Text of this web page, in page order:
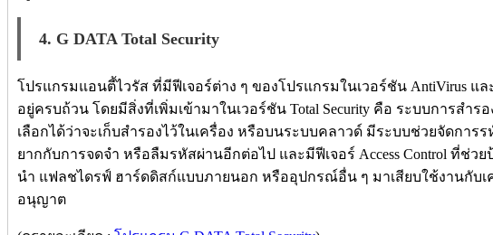
4. G DATA Total Security
โปรแกรมแอนตี้ไวรัส ที่มีฟีเจอร์ต่าง ๆ ของโปรแกรมในเวอร์ชัน AntiVirus และ
อยู่ครบถ้วน โดยมีสิ่งที่เพิ่มเข้ามาในเวอร์ชัน Total Security คือ ระบบการสำ
เลือกได้ว่าจะเก็บสำรองไว้ในเครื่อง หรือบนระบบคลาวด์ มีระบบช่วยจัดการ
ยากกับการจดจำ หรือลืมรหัสผ่านอีกต่อไป และมีฟีเจอร์ Access Control ที่ช่ว
นำ แฟลชไดรฟ์ ฮาร์ดดิสก์แบบภายนอก หรืออุปกรณ์อื่น ๆ มาเสียบใช้งานกับเ
อนุญาต